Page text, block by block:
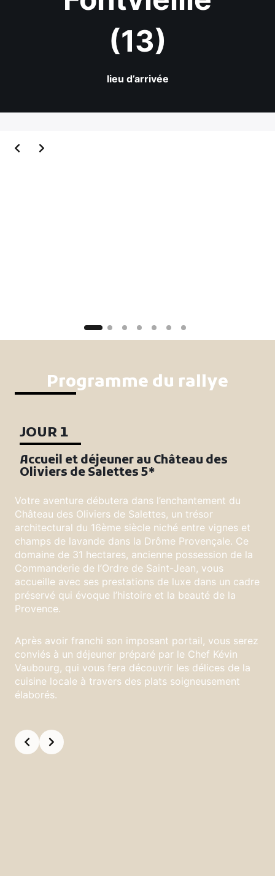
(13)
lieu d’arrivée
Programme du rallye
JOUR 1
Accueil et déjeuner au Château des
Oliviers de Salettes 5*
Votre aventure débutera dans l’enchantement du
Château des Oliviers de Salettes, un trésor
architectural du 16ème siècle niché entre vignes et
champs de lavande dans la Drôme Provençale. Ce
domaine de 31 hectares, ancienne possession de la
Commanderie de l’Ordre de Saint-Jean, vous
accueille avec ses prestations de luxe dans un cadre
préservé qui évoque l’histoire et la beauté de la
Provence.
Après avoir franchi son imposant portail, vous serez
conviés à un déjeuner préparé par le Chef Kévin
Vaubourg, qui vous fera découvrir les délices de la
cuisine locale à travers des plats soigneusement
élaborés.